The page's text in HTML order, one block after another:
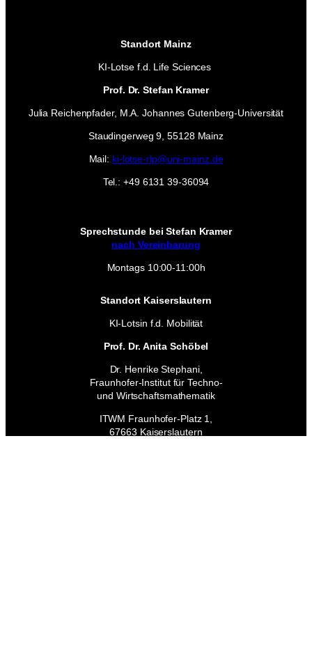
Standort Mainz
KI-Lotse f.d. Life Sciences
Prof. Dr. Stefan Kramer
Julia Reichenpfader, M.A. Johannes Gutenberg-Universität
Staudingerweg 9, 55128 Mainz
Mail: ki-lotse-rlp@uni-mainz.de
Tel.: +49 6131 39-36094
Sprechstunde bei Stefan Kramer
nach Vereinbarung
Montags 10:00-11:00h
Standort Kaiserslautern
KI-Lotsin f.d. Mobilität
Prof. Dr. Anita Schöbel
Dr. Henrike Stephani,
Fraunhofer-Institut für Techno-
und Wirtschaftsmathematik
ITWM Fraunhofer-Platz 1,
67663 Kaiserslautern